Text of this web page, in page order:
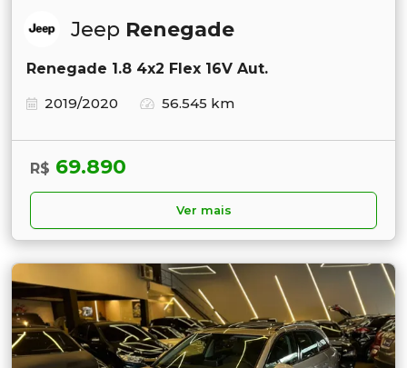
Jeep Renegade
Renegade 1.8 4x2 Flex 16V Aut.
2019/2020
56.545 km
R$ 69.890
Ver mais